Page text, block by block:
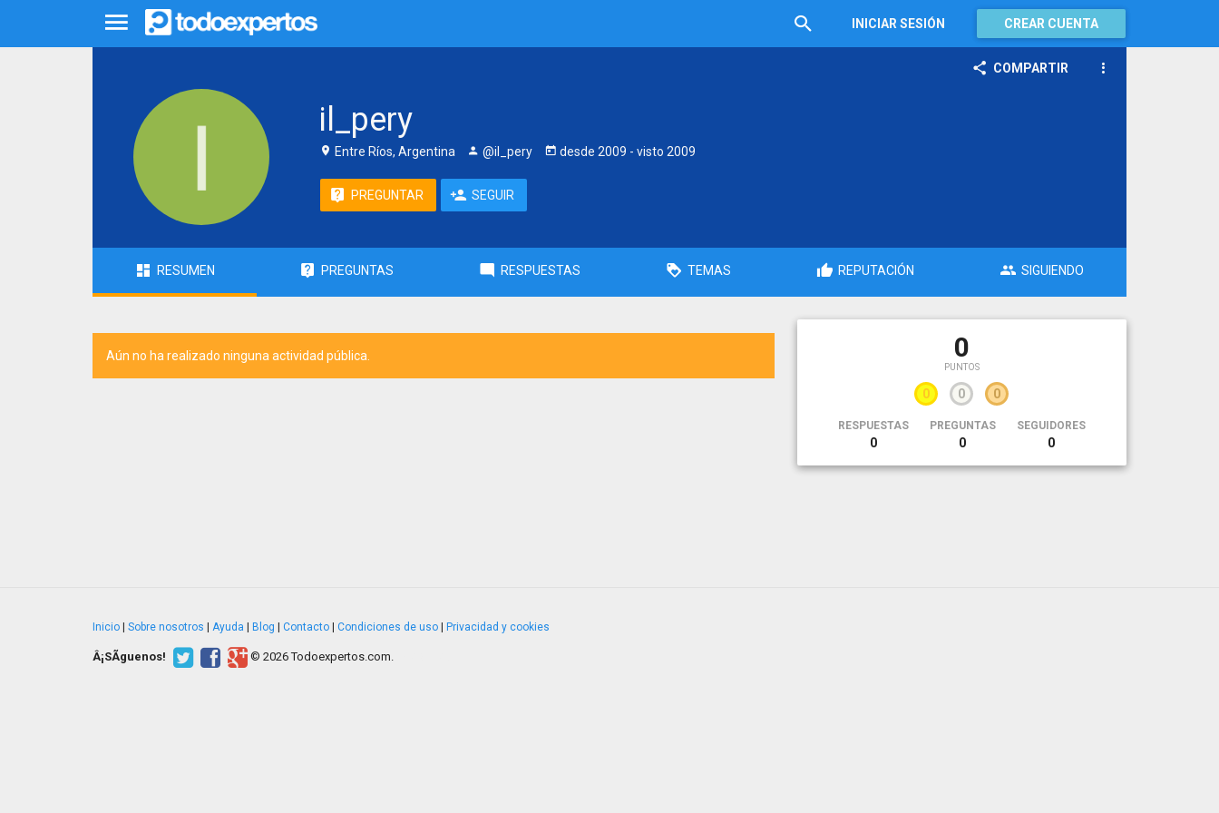
INICIAR SESIÓN CREAR CUENTA
COMPARTIR
il_pery
Entre Ríos, Argentina @il_pery desde 2009 - visto 2009
PREGUNTAR SEGUIR
RESUMEN PREGUNTAS RESPUESTAS TEMAS REPUTACIÓN SIGUIENDO
Aún no ha realizado ninguna actividad pública. 0
PUNTOS
0 0 0
RESPUESTAS
0
PREGUNTAS
0
SEGUIDORES
0
Inicio Sobre nosotros Ayuda Blog Contacto Condiciones de uso Privacidad y cookies
Â¡SÃ­guenos! © 2026 Todoexpertos.com.